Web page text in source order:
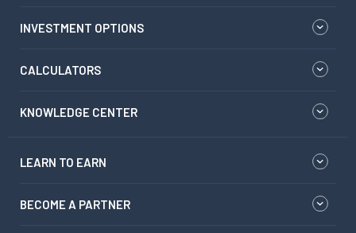
INVESTMENT OPTIONS
CALCULATORS
KNOWLEDGE CENTER
LEARN TO EARN
BECOME A PARTNER